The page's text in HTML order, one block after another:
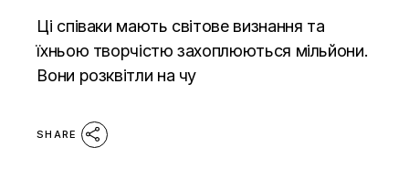
Ці співаки мають світове визнання та
їхньою творчістю захоплюються мільйони.
Вони розквітли на чу
SHARE